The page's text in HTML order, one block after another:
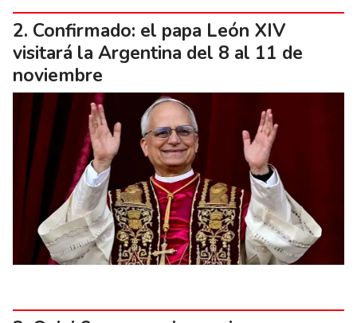
Confirmado: el papa León XIV
visitará la Argentina del 8 al 11 de
noviembre